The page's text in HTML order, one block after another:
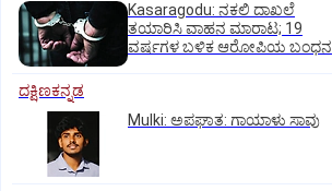
Kasaragodu: ನಕಲಿ ದಾಖಲೆ
ತಯಾರಿಸಿ ವಾಹನ ಮಾರಾಟ; 19
ವರ್ಷಗಳ ಬಳಿಕ ಆರೋಪಿಯ ಬಂಧನ
ದಕ್ಷಿಣಕನ್ನಡ
Mulki: ಅಪಘಾತ: ಗಾಯಾಳು ಸಾವು